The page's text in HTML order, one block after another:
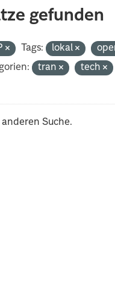
gefunden
Tags: lokal
tran tech
Suche.